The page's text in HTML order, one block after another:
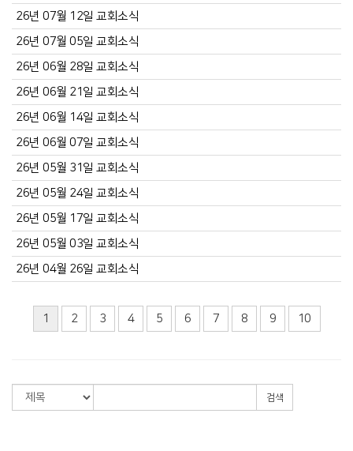
26년 07월 12일 교회소식
26년 07월 05일 교회소식
26년 06월 28일 교회소식
26년 06월 21일 교회소식
26년 06월 14일 교회소식
26년 06월 07일 교회소식
26년 05월 31일 교회소식
26년 05월 24일 교회소식
26년 05월 17일 교회소식
26년 05월 03일 교회소식
26년 04월 26일 교회소식
1 2 3 4 5 6 7 8 9 10
검색